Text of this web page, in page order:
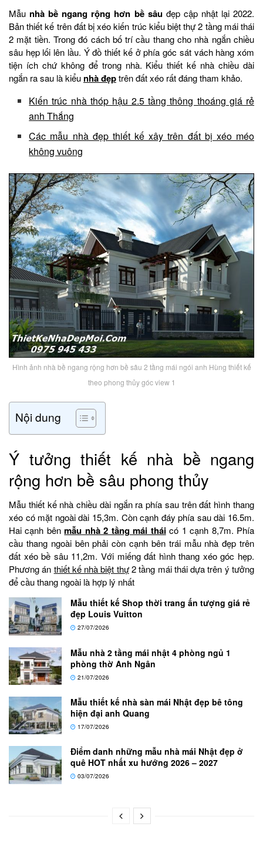
Mẫu nhà bề ngang rộng hơn bề sâuđẹp cập nhật lại 2022.
Bản thiết kế trên đất bị xéo kiến trúc kiểu biệt thự 2 tầng mái thái
2 mặt tiền. Trong đó cách bố trí cầu thang cho nhà ngắn chiều
sâu hẹp lối lên lầu. Ý đồ thiết kế ở phía góc sát vách hàng xóm
tiện ích chứ không để trong nhà. Kiểu thiết kế nhà chiều dài
ngắn ra sau là kiểu nhà đẹptrên đất xéo rất đáng tham khảo.
Kiến trúc nhà thóp hậu 2.5 tầng thông thoáng giá rẻ
anh Thắng
Các mẫu nhà đẹp thiết kế xây trên đất bị xéo méo
không vuông
Hình ảnh nhà bề ngang rộng hơn bề sâu 2 tầng mái ngói anh Hùng thiết kế
theo phong thủy góc view 1
Nội dung
Ý tưởng thiết kế nhà bề ngang
rộng hơn bề sâu phong thủy
Mẫu thiết kế nhà chiều dài ngắn ra phía sau trên đất hình thang
xéo có mặt ngoài dài 15,3m. Còn cạnh đáy phía sau dài 16.5m.
Hai cạnh bênmẫu nhà 2 tầng mái tháicó 1 cạnh 8,7m. Phía
cầu thang ngoài bên phải còn cạnh bên trái mẫu nhà đẹp trên
đất xéo bề sâu 11,2m. Với miếng đất hình thang xéo góc hẹp.
Phương án thiết kế nhà biệt thự2 tầng mái thái dựa trên ý tưởng
để cầu thang ngoài là hợp lý nhất
Mẫu thiết kế Shop thời trang ấn tượng giá rẻ
đẹp Louis Vuitton
27/07/2026
Mẫu nhà 2 tầng mái nhật 4 phòng ngủ 1
phòng thờ Anh Ngân
21/07/2026
Mẫu thiết kế nhà sàn mái Nhật đẹp bê tông
hiện đại anh Quang
17/07/2026
Điểm danh những mẫu nhà mái Nhật đẹp ở
quê HOT nhất xu hướng 2026 – 2027
03/07/2026